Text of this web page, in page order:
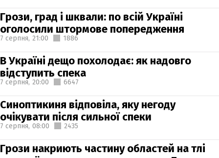
Грози, град і шквали: по всій Україні
оголосили штормове попередження
7 серпня, 21:00 1886
В Україні дещо похолодає: як надовго
відступить спека
7 серпня, 20:00 6647
Синоптикиня відповіла, яку негоду
очікувати після сильної спеки
7 серпня, 08:00 2435
Грози накриють частину областей на тлі